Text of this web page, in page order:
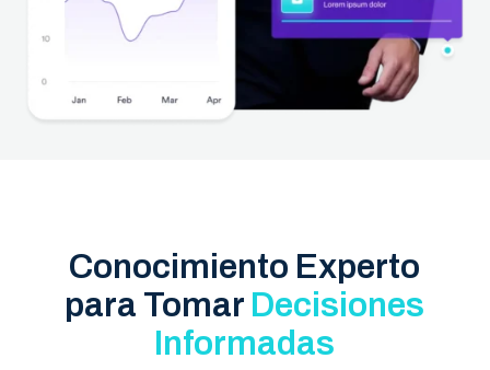
Conocimiento Experto
para Tomar Decisiones
Informadas